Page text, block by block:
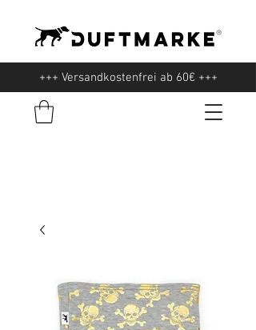
+++ Versandkostenfrei ab 60€ +++